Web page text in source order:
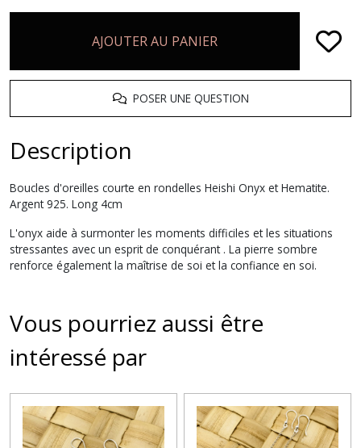
AJOUTER AU PANIER
POSER UNE QUESTION
Description
Boucles d'oreilles courte en rondelles Heishi Onyx et Hematite.
Argent 925. Long 4cm
L'onyx aide à surmonter les moments difficiles et les situations
stressantes avec un esprit de conquérant. La pierre sombre
renforce également la maîtrise de soi et la confiance en soi.
Vous pourriez aussi être
intéressé par